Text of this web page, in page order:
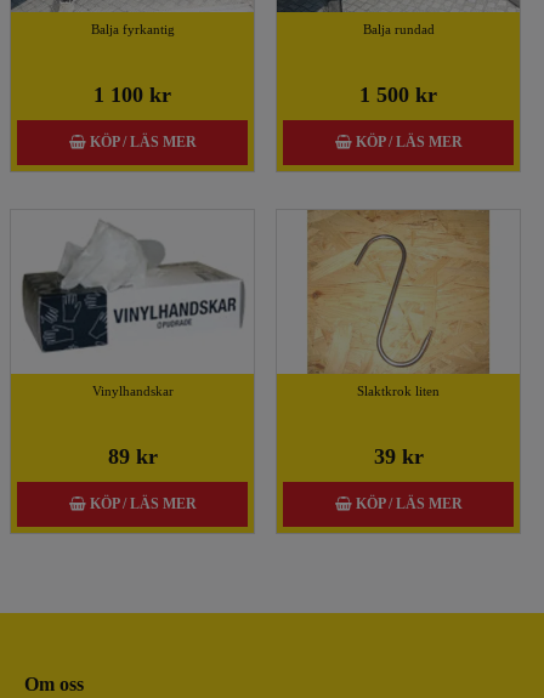
Balja fyrkantig
1 100 kr
KÖP / LÄS MER
Balja rundad
1 500 kr
KÖP / LÄS MER
Vinylhandskar
89 kr
KÖP / LÄS MER
Slaktkrok liten
39 kr
KÖP / LÄS MER
Om oss